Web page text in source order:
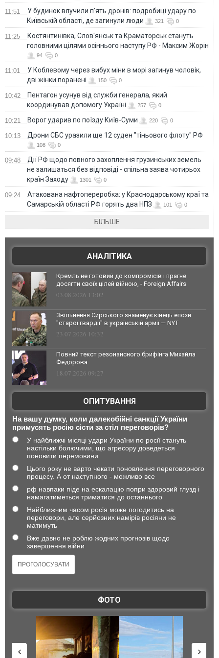
11:51
У будинок влучили п'ять дронів: подробиці удару по
Київській області, де загинули люди
321 0
11:25
Костянтинівка, Слов'янськ та Краматорськ стануть
головними цілями осіннього наступу РФ - Максим Жорін
94 0
11:01
У Коблевому через вибух міни в морі загинув чоловік,
дві жінки поранені
150 0
10:42
Пентагон усунув від служби генерала, який
координував допомогу Україні
257 0
10:21 Ворог ударив по поїзду Київ-Суми 220 0
10:13 Дрони СБС уразили ще 12 суден "тіньового флоту" РФ
108 0
09:48
Дії РФ щодо повного захоплення грузинських земель
не залишаться без відповіді - спільна заява чотирьох
країн Заходу
1301 0
09:24
Атакована нафтопереробка: у Краснодарському краї та
Самарській області РФ горять два НПЗ
101 0
БІЛЬШЕ
АНАЛІТИКА
Кремль не готовий до компромісів і прагне
досягти своїх цілей війною, - Foreign Affairs
03.08.2026 13:02
Звільнення Сирського знаменує кінець епохи
"старої гвардії" в українській армії — NYT
23.07.2026 10:32
Повний текст резонансного брифінга Михайла
Федорова
18.07.2026 09:27
ОПИТУВАННЯ
На вашу думку, коли далекобійні санкції України
примусять росію сісти за стіл переговорів?
У найближчі місяці удари України по росії стануть
настільки болючими, що агресору доведеться
поновити перемовини
Цього року не варто чекати поновлення переговорного
процесу. А от наступного - можливо все
рф навпаки піде на ескалацію попри здоровий глузд і
намагатиметься триматися до останнього
Найближчим часом росія може погодитись на
переговори, але серйозних намірів росіяни не
матимуть
Вже давно не роблю жодних прогнозів щодо
завершення війни
ФОТО